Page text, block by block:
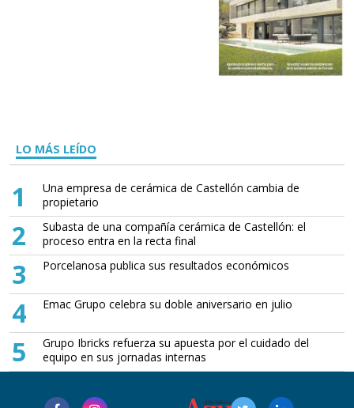
LO MÁS LEÍDO
1
Una empresa de cerámica de Castellón cambia de
propietario
2
Subasta de una compañía cerámica de Castellón: el
proceso entra en la recta final
3 Porcelanosa publica sus resultados económicos
4 Emac Grupo celebra su doble aniversario en julio
5
Grupo Ibricks refuerza su apuesta por el cuidado del
equipo en sus jornadas internas